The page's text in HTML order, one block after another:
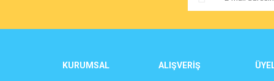
KURUMSAL ALIŞVERİŞ